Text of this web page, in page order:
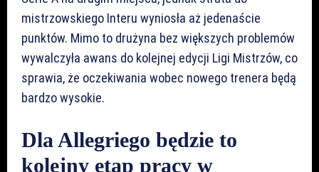
mistrzowskiego Interu wyniosła aż jedenaście
punktów. Mimo to drużyna bez większych problemów
wywalczyła awans do kolejnej edycji Ligi Mistrzów, co
sprawia, że oczekiwania wobec nowego trenera będą
bardzo wysokie.
Dla Allegriego będzie to
kolejny etap pracy w